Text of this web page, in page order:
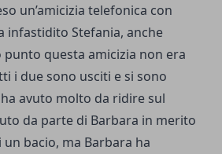
un’amicizia telefonica con
infastidito Stefania, anche
questa amicizia non era
i due sono usciti e si sono
avuto molto da ridire sul
da parte di Barbara in merito
bacio, ma Barbara ha